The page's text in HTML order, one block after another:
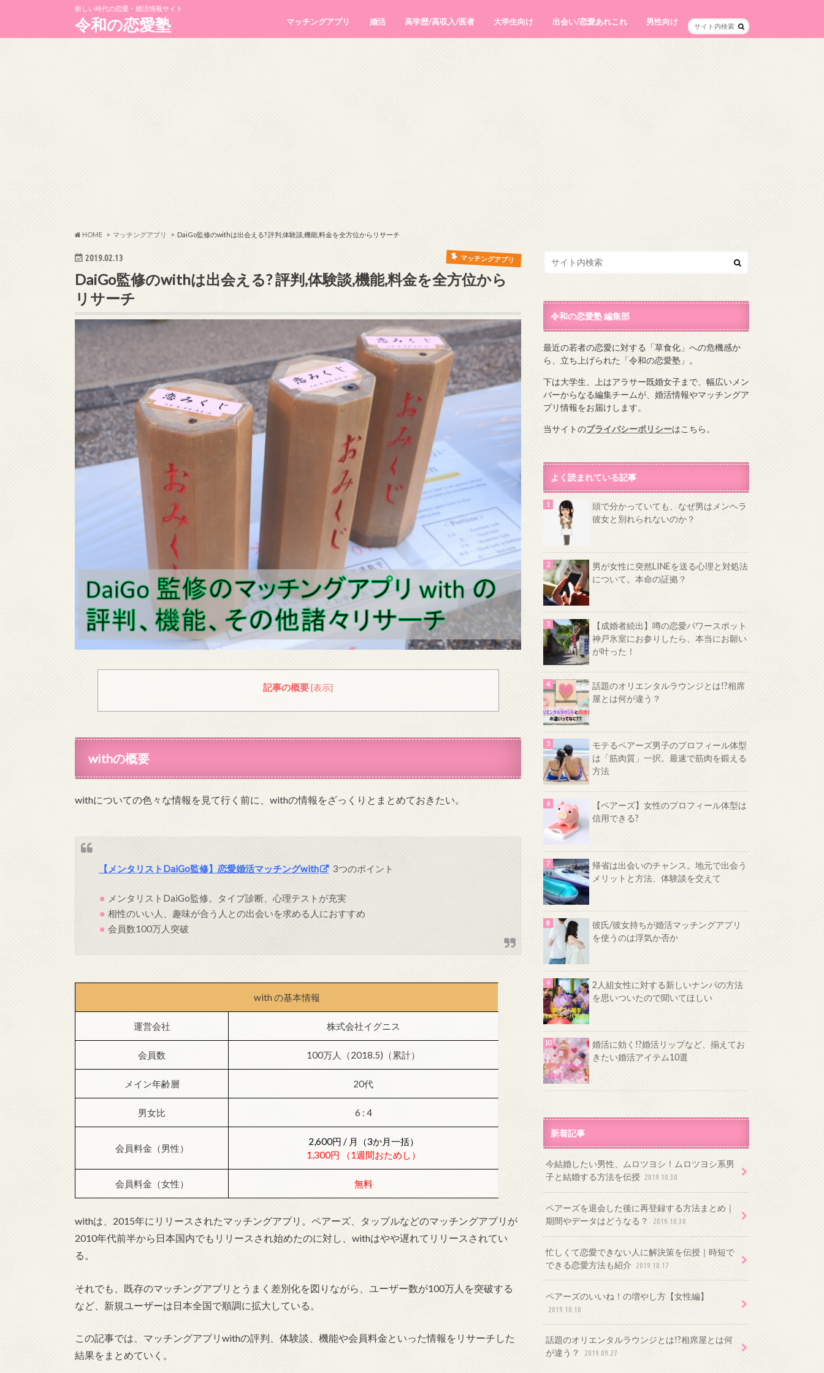
新しい時代の恋愛・婚活情報サイト
令和の恋愛塾 マッチングアプリ 婚活 高学歴/高収入/医者 大学生向け 出会い/恋愛あれこれ 男性向け
HOME マッチングアプリ DaiGo監修のwithは出会える? 評判,体験談,機能,料金を全方位からリサーチ
2019.02.13 マッチングアプリ
DaiGo監修のwithは出会える? 評判,体験談,機能,料金を全方位から
リサーチ
記事の概要 [表示]
withの概要
withについての色々な情報を見て行く前に、withの情報をざっくりとまとめておきたい。
【メンタリストDaiGo監修】恋愛婚活マッチングwith 3つのポイント
メンタリストDaiGo監修。タイプ診断、心理テストが充実
相性のいい人、趣味が合う人との出会いを求める人におすすめ
会員数100万人突破
with の基本情報
運営会社 株式会社イグニス
会員数 100万人（2018.5)（累計）
メイン年齢層 20代
男女比 6 : 4
会員料金（男性）
2,600円 / 月（3か月一括）
1,300円 （1週間おためし）
会員料金（女性） 無料
withは、2015年にリリースされたマッチングアプリ。ペアーズ、タップルなどのマッチングアプリが
2010年代前半から日本国内でもリリースされ始めたのに対し、withはやや遅れてリリースされてい
る。
それでも、既存のマッチングアプリとうまく差別化を図りながら、ユーザー数が100万人を突破する
など、新規ユーザーは日本全国で順調に拡大している。
この記事では、マッチングアプリwithの評判、体験談、機能や会員料金といった情報をリサーチした
結果をまとめていく。
令和の恋愛塾 編集部
最近の若者の恋愛に対する「草食化」への危機感か
ら、立ち上げられた「令和の恋愛塾」。
下は大学生、上はアラサー既婚女子まで、幅広いメン
バーからなる編集チームが、婚活情報やマッチングア
プリ情報をお届けします。
当サイトのプライバシーポリシーはこちら。
よく読まれている記事
頭で分かっていても、なぜ男はメンヘラ
彼女と別れられないのか？
男が女性に突然LINEを送る心理と対処法
について。本命の証拠？
【成婚者続出】噂の恋愛パワースポット
神戸氷室にお参りしたら、本当にお願い
が叶った！
話題のオリエンタルラウンジとは!?相席
屋とは何が違う？
モテるペアーズ男子のプロフィール体型
は「筋肉質」一択。最速で筋肉を鍛える
方法
【ペアーズ】女性のプロフィール体型は
信用できる?
帰省は出会いのチャンス。地元で出会う
メリットと方法、体験談を交えて
彼氏/彼女持ちが婚活マッチングアプリ
を使うのは浮気か否か
2人組女性に対する新しいナンパの方法
を思いついたので聞いてほしい
婚活に効く!?婚活リップなど、揃えてお
きたい婚活アイテム10選
新着記事
今結婚したい男性、ムロツヨシ！ムロツヨシ系男
子と結婚する方法を伝授 2019.10.30
ペアーズを退会した後に再登録する方法まとめ｜
期間やデータはどうなる？
2019.10.30
忙しくて恋愛できない人に解決策を伝授｜時短で
できる恋愛方法も紹介
2019.10.17
ペアーズのいいね！の増やし方【女性編】
2019.10.10
話題のオリエンタルラウンジとは!?相席屋とは何
が違う？
2019.09.27